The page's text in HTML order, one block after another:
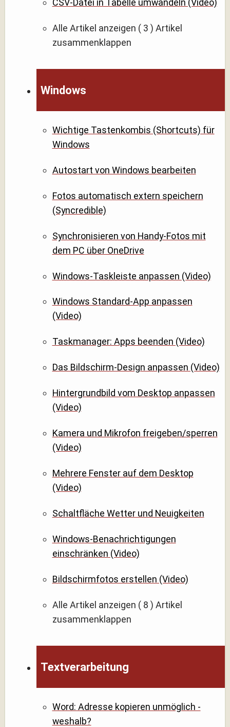
CSV-Datei in Tabelle umwandeln (Video)
Alle Artikel anzeigen ( 3 ) Artikel
zusammenklappen
Windows
Wichtige Tastenkombis (Shortcuts) für
Windows
Autostart von Windows bearbeiten
Fotos automatisch extern speichern
(Syncredible)
Synchronisieren von Handy-Fotos mit
dem PC über OneDrive
Windows-Taskleiste anpassen (Video)
Windows Standard-App anpassen
(Video)
Taskmanager: Apps beenden (Video)
Das Bildschirm-Design anpassen (Video)
Hintergrundbild vom Desktop anpassen
(Video)
Kamera und Mikrofon freigeben/sperren
(Video)
Mehrere Fenster auf dem Desktop
(Video)
Schaltfläche Wetter und Neuigkeiten
Windows-Benachrichtigungen
einschränken (Video)
Bildschirmfotos erstellen (Video)
Alle Artikel anzeigen ( 8 ) Artikel
zusammenklappen
Textverarbeitung
Word: Adresse kopieren unmöglich -
weshalb?